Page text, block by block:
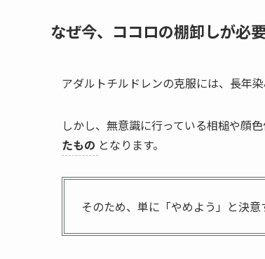
なぜ今、ココロの棚卸しが必
アダルトチルドレンの克服には、長年
しかし、無意識に行っている相槌や顔色
たもの となります。
そのため、単に「やめよう」と決意